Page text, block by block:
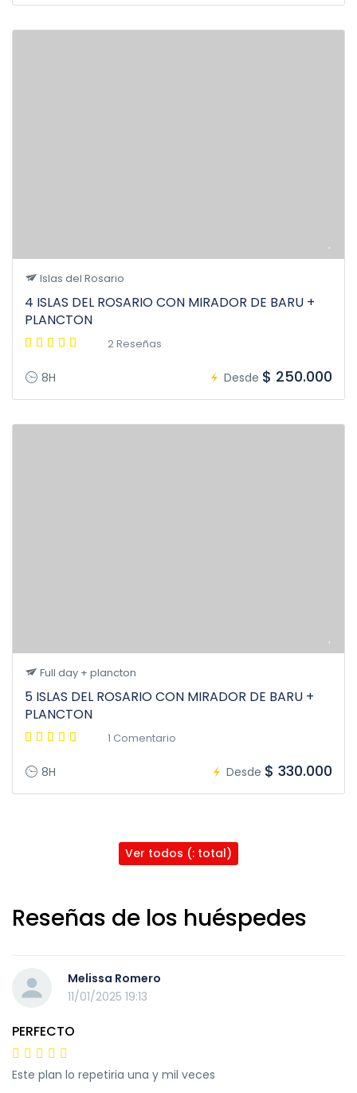
Islas del Rosario
4 ISLAS DEL ROSARIO CON MIRADOR DE BARU +
PLANCTON
2 Reseñas
8H Desde $ 250.000
Full day + plancton
5 ISLAS DEL ROSARIO CON MIRADOR DE BARU +
PLANCTON
1 Comentario
8H Desde $ 330.000
Ver todos (: total)
Reseñas de los huéspedes
Melissa Romero
11/01/2025 19:13
PERFECTO
Este plan lo repetiria una y mil veces